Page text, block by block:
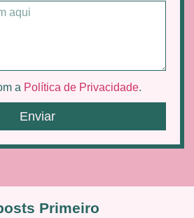
a Política de Privacidade.
Enviar
Primeiro